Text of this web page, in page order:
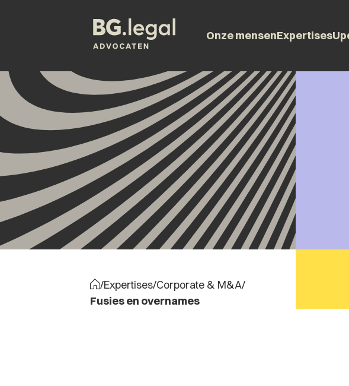
Onze mensenExpertises
/Expertises/Corporate & M&A/
Fusies en overnames